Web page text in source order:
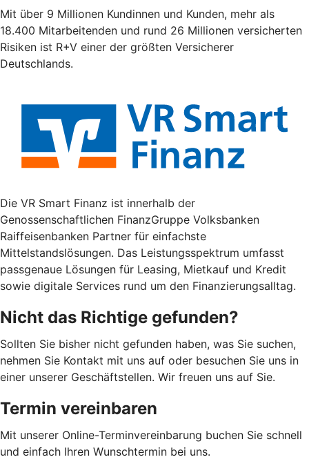
Mit über 9 Millionen Kundinnen und Kunden, mehr als
18.400 Mitarbeitenden und rund 26 Millionen versicherten
Risiken ist R+V einer der größten Versicherer
Deutschlands.
Die VR Smart Finanz ist innerhalb der
Genossenschaftlichen FinanzGruppe Volksbanken
Raiffeisenbanken Partner für einfachste
Mittelstandslösungen. Das Leistungsspektrum umfasst
passgenaue Lösungen für Leasing, Mietkauf und Kredit
sowie digitale Services rund um den Finanzierungsalltag.
Nicht das Richtige gefunden?
Sollten Sie bisher nicht gefunden haben, was Sie suchen,
nehmen Sie Kontakt mit uns auf oder besuchen Sie uns in
einer unserer Geschäftstellen. Wir freuen uns auf Sie.
Termin vereinbaren
Mit unserer Online-Terminvereinbarung buchen Sie schnell
und einfach Ihren Wunschtermin bei uns.